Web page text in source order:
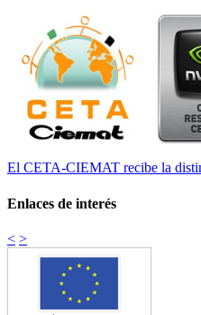
El CETA-CIEMAT recibe la
Enlaces de interés
< >